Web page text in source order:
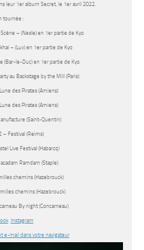
leur 1er album Secret, le 1er avril 2022.
tournée :
– (Nesle) en 1er partie de Kyo
– (Lux) en 1er partie de Kyo
(Bar-le-Duc) en 1er partie de Kyo
au Backstage by the Mill (Paris)
des Pirates (Amiens)
des Pirates (Amiens)
(Saint-Quentin)
– Festival (Reims)
Live Festival (Habarcq)
Ramdam (Staple)
chemins (Hazebrouck)
chemins (Hazebrouck)
By night (Concarneau)
Instagram
e-mail dans votre navigateur